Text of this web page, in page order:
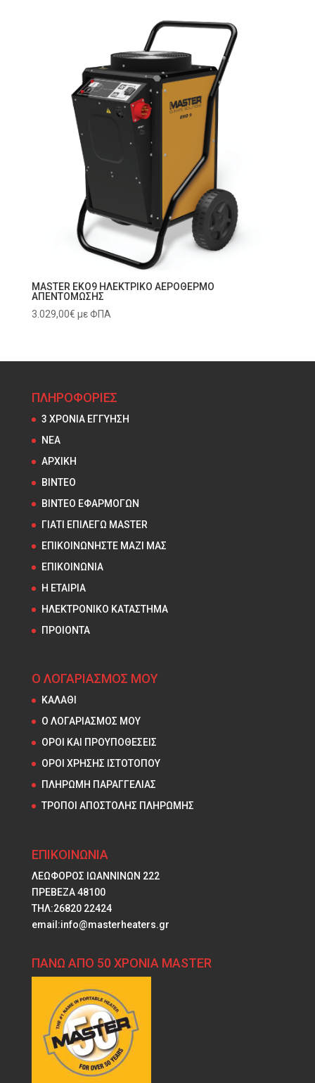
MASTER EKO9 ΗΛΕΚΤΡΙΚΟ ΑΕΡΟΘΕΡΜΟ
ΑΠΕΝΤΟΜΩΣΗΣ
3.029,00€ με ΦΠΑ
ΠΛΗΡΟΦΟΡΙΕΣ
3 ΧΡΟΝΙΑ ΕΓΓΥΗΣΗ
NEA
ΑΡΧΙΚΗ
ΒΙΝΤΕΟ
ΒΙΝΤΕΟ ΕΦΑΡΜΟΓΩΝ
ΓΙΑΤΙ ΕΠΙΛΕΓΩ MASTER
ΕΠΙΚΟΙΝΩΝΗΣΤΕ ΜΑΖΙ ΜΑΣ
ΕΠΙΚΟΙΝΩΝΙΑ
Η ΕΤΑΙΡΙΑ
ΗΛΕΚΤΡΟΝΙΚΟ ΚΑΤΑΣΤΗΜΑ
ΠΡΟΙΟΝΤΑ
Ο ΛΟΓΑΡΙΑΣΜΟΣ ΜΟΥ
ΚΑΛΑΘΙ
Ο ΛΟΓΑΡΙΑΣΜΟΣ ΜΟΥ
ΟΡΟΙ ΚΑΙ ΠΡΟΥΠΟΘΕΣΕΙΣ
ΟΡΟΙ ΧΡΗΣΗΣ ΙΣΤΟΤΟΠΟΥ
ΠΛΗΡΩΜΗ ΠΑΡΑΓΓΕΛΙΑΣ
ΤΡΟΠΟΙ ΑΠΟΣΤΟΛΗΣ ΠΛΗΡΩΜΗΣ
ΕΠΙΚΟΙΝΩΝΙΑ
ΛΕΩΦΟΡΟΣ ΙΩΑΝΝΙΝΩΝ 222
ΠΡΕΒΕΖΑ 48100
ΤΗΛ:26820 22424
email:info@masterheaters.gr
ΠΑΝΩ ΑΠΟ 50 ΧΡΟΝΙΑ MASTER